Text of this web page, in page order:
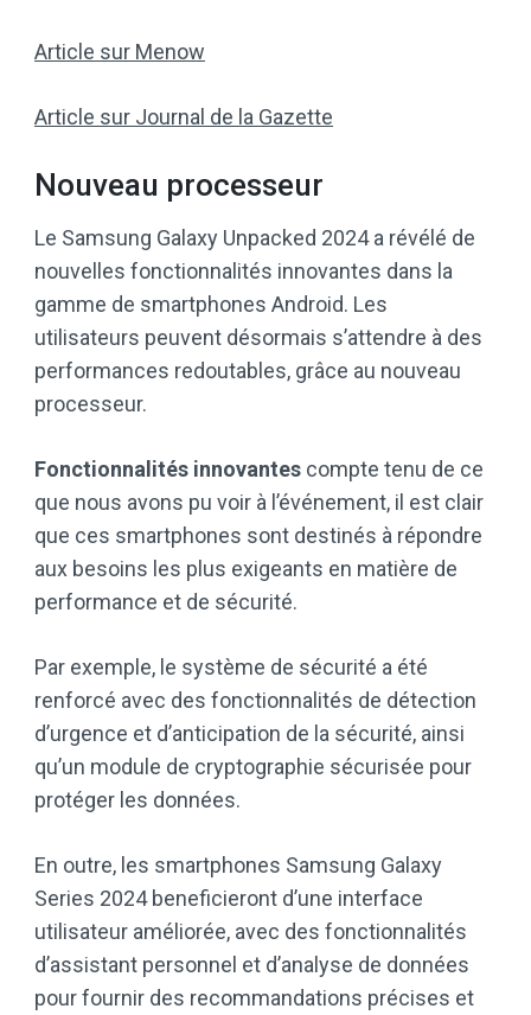
Article sur Menow
Article sur Journal de la Gazette
Nouveau processeur
Le Samsung Galaxy Unpacked 2024 a révélé de
nouvelles fonctionnalités innovantes dans la
gamme de smartphones Android. Les
utilisateurs peuvent désormais s’attendre à des
performances redoutables, grâce au nouveau
processeur.
Fonctionnalités innovantes compte tenu de ce
que nous avons pu voir à l’événement, il est clair
que ces smartphones sont destinés à répondre
aux besoins les plus exigeants en matière de
performance et de sécurité.
Par exemple, le système de sécurité a été
renforcé avec des fonctionnalités de détection
d’urgence et d’anticipation de la sécurité, ainsi
qu’un module de cryptographie sécurisée pour
protéger les données.
En outre, les smartphones Samsung Galaxy
Series 2024 beneficieront d’une interface
utilisateur améliorée, avec des fonctionnalités
d’assistant personnel et d’analyse de données
pour fournir des recommandations précises et